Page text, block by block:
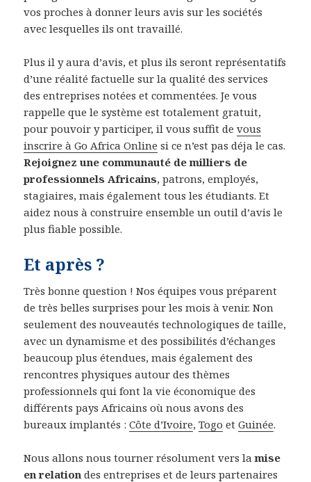
vos proches à donner leurs avis sur les sociétés
avec lesquelles ils ont travaillé.
Plus il y aura d’avis, et plus ils seront représentatifs
d’une réalité factuelle sur la qualité des services
des entreprises notées et commentées. Je vous
rappelle que le système est totalement gratuit,
pour pouvoir y participer, il vous suffit devous
inscrire à Go Africa Online si ce n’est pas déja le cas.
Rejoignez une communauté de milliers de
professionnels Africains, patrons, employés,
stagiaires, mais également tous les étudiants. Et
aidez nous à construire ensemble un outil d’avis le
plus fiable possible.
Et après ?
Très bonne question ! Nos équipes vous préparent
de très belles surprises pour les mois à venir. Non
seulement des nouveautés technologiques de taille,
avec un dynamisme et des possibilités d’échanges
beaucoup plus étendues, mais également des
rencontres physiques autour des thèmes
professionnels qui font la vie économique des
différents pays Africains où nous avons des
bureaux implantés :Côte d’Ivoire,Togo etGuinée.
Nous allons nous tourner résolument vers lamise
en relation des entreprises et de leurs partenaires